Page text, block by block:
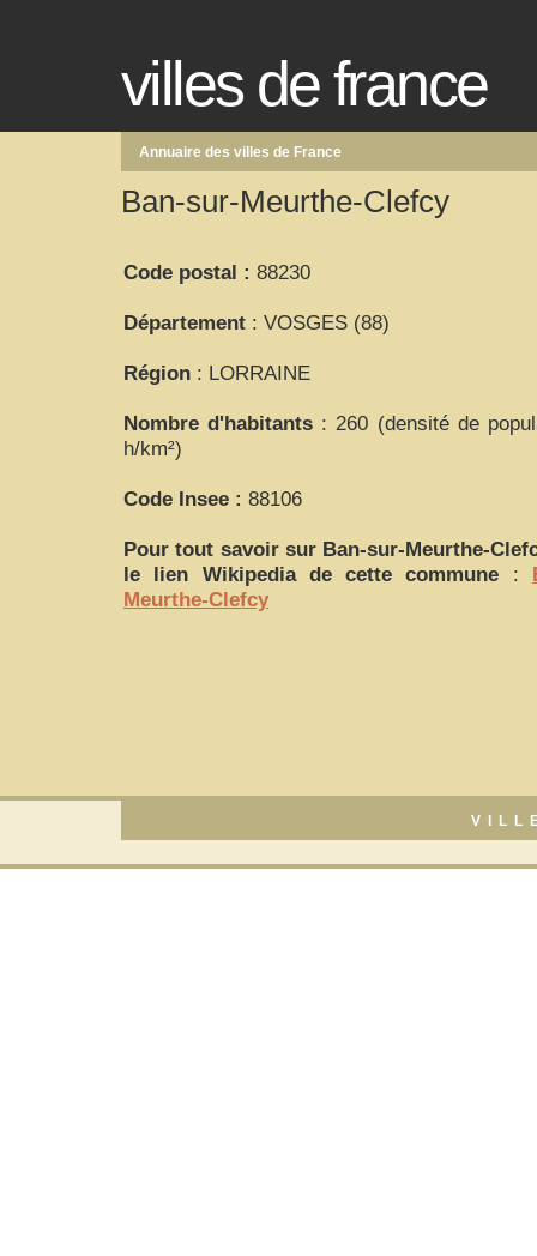
villes de france
Annuaire des villes de France
Ban-sur-Meurthe-Clefcy
Code postal : 88230
Département : VOSGES (88)
Région : LORRAINE
Nombre d'habitants : 260 (densité de
h/km²)
Code Insee : 88106
Pour tout savoir sur Ban-sur-Meurthe-
le lien Wikipedia de cette commune :
Meurthe-Clefcy